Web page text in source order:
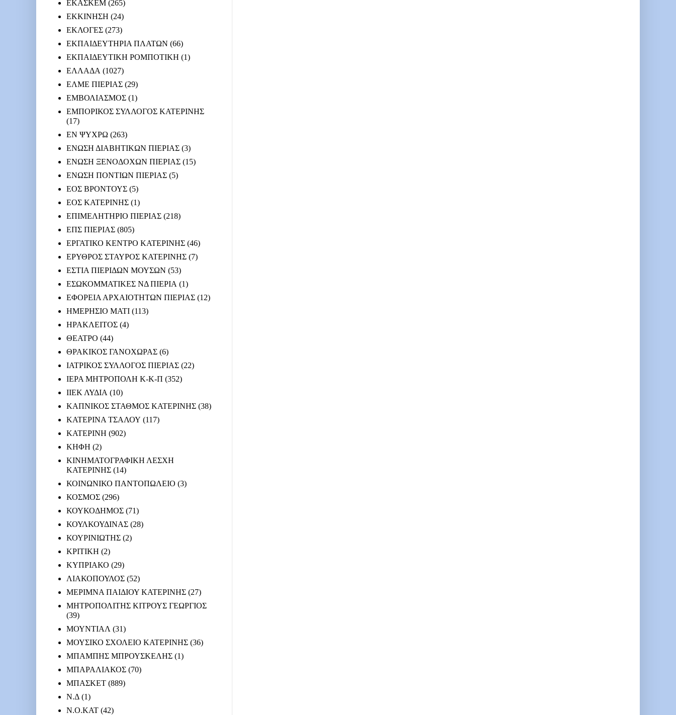
ΕΚΑΣΚΕΜ (265)
ΕΚΚΙΝΗΣΗ (24)
ΕΚΛΟΓΕΣ (273)
ΕΚΠΑΙΔΕΥΤΗΡΙΑ ΠΛΑΤΩΝ (66)
ΕΚΠΑΙΔΕΥΤΙΚΗ ΡΟΜΠΟΤΙΚΗ (1)
ΕΛΛΑΔΑ (1027)
ΕΛΜΕ ΠΙΕΡΙΑΣ (29)
ΕΜΒΟΛΙΑΣΜΟΣ (1)
ΕΜΠΟΡΙΚΟΣ ΣΥΛΛΟΓΟΣ ΚΑΤΕΡΙΝΗΣ
(17)
ΕΝ ΨΥΧΡΩ (263)
ΕΝΩΣΗ ΔΙΑΒΗΤΙΚΩΝ ΠΙΕΡΙΑΣ (3)
ΕΝΩΣΗ ΞΕΝΟΔΟΧΩΝ ΠΙΕΡΙΑΣ (15)
ΕΝΩΣΗ ΠΟΝΤΙΩΝ ΠΙΕΡΙΑΣ (5)
ΕΟΣ ΒΡΟΝΤΟΥΣ (5)
ΕΟΣ ΚΑΤΕΡΙΝΗΣ (1)
ΕΠΙΜΕΛΗΤΗΡΙΟ ΠΙΕΡΙΑΣ (218)
ΕΠΣ ΠΙΕΡΙΑΣ (805)
ΕΡΓΑΤΙΚΟ ΚΕΝΤΡΟ ΚΑΤΕΡΙΝΗΣ (46)
ΕΡΥΘΡΟΣ ΣΤΑΥΡΟΣ ΚΑΤΕΡΙΝΗΣ (7)
ΕΣΤΙΑ ΠΙΕΡΙΔΩΝ ΜΟΥΣΩΝ (53)
ΕΣΩΚΟΜΜΑΤΙΚΕΣ ΝΔ ΠΙΕΡΙΑ (1)
ΕΦΟΡΕΙΑ ΑΡΧΑΙΟΤΗΤΩΝ ΠΙΕΡΙΑΣ (12)
ΗΜΕΡΗΣΙΟ ΜΑΤΙ (113)
ΗΡΑΚΛΕΙΤΟΣ (4)
ΘΕΑΤΡΟ (44)
ΘΡΑΚΙΚΟΣ ΓΑΝΟΧΩΡΑΣ (6)
ΙΑΤΡΙΚΟΣ ΣΥΛΛΟΓΟΣ ΠΙΕΡΙΑΣ (22)
ΙΕΡΑ ΜΗΤΡΟΠΟΛΗ Κ-Κ-Π (352)
ΙΙΕΚ ΛΥΔΙΑ (10)
ΚΑΠΝΙΚΟΣ ΣΤΑΘΜΟΣ ΚΑΤΕΡΙΝΗΣ (38)
ΚΑΤΕΡΙΝΑ ΤΣΑΛΟΥ (117)
ΚΑΤΕΡΙΝΗ (902)
ΚΗΦΗ (2)
ΚΙΝΗΜΑΤΟΓΡΑΦΙΚΗ ΛΕΣΧΗ
ΚΑΤΕΡΙΝΗΣ (14)
ΚΟΙΝΩΝΙΚΟ ΠΑΝΤΟΠΩΛΕΙΟ (3)
ΚΟΣΜΟΣ (296)
ΚΟΥΚΟΔΗΜΟΣ (71)
ΚΟΥΛΚΟΥΔΙΝΑΣ (28)
ΚΟΥΡΙΝΙΩΤΗΣ (2)
ΚΡΙΤΙΚΗ (2)
ΚΥΠΡΙΑΚΟ (29)
ΛΙΑΚΟΠΟΥΛΟΣ (52)
ΜΕΡΙΜΝΑ ΠΑΙΔΙΟΥ ΚΑΤΕΡΙΝΗΣ (27)
ΜΗΤΡΟΠΟΛΙΤΗΣ ΚΙΤΡΟΥΣ ΓΕΩΡΓΙΟΣ
(39)
ΜΟΥΝΤΙΑΛ (31)
ΜΟΥΣΙΚΟ ΣΧΟΛΕΙΟ ΚΑΤΕΡΙΝΗΣ (36)
ΜΠΑΜΠΗΣ ΜΠΡΟΥΣΚΕΛΗΣ (1)
ΜΠΑΡΑΛΙΑΚΟΣ (70)
ΜΠΑΣΚΕΤ (889)
Ν.Δ (1)
Ν.Ο.ΚΑΤ (42)